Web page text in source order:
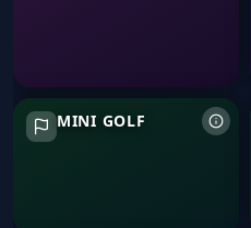
MINI GOLF
Mini Golf